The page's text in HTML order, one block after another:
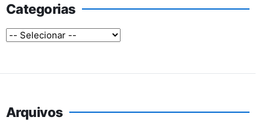
Categorias
Arquivos